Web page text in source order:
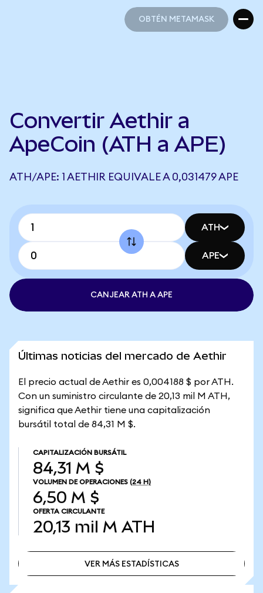
OBTÉN METAMASK
Convertir Aethir a
ApeCoin (ATH a APE)
ATH/APE: 1 AETHIR EQUIVALE A 0,031479 APE
ATH
APE
CANJEAR ATH A APE
Últimas noticias del mercado de Aethir
El precio actual de Aethir es 0,004188 $ por ATH.
Con un suministro circulante de 20,13 mil M ATH,
significa que Aethir tiene una capitalización
bursátil total de 84,31 M $.
CAPITALIZACIÓN BURSÁTIL
84,31 M $
VOLUMEN DE OPERACIONES (24 H)
6,50 M $
OFERTA CIRCULANTE
20,13 mil M ATH
VER MÁS ESTADÍSTICAS